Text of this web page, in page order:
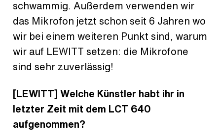
schwammig. Außerdem verwenden wir
das Mikrofon jetzt schon seit 6 Jahren wo
wir bei einem weiteren Punkt sind, warum
wir auf LEWITT setzen: die Mikrofone
sind sehr zuverlässig!
[LEWITT] Welche Künstler habt ihr in
letzter Zeit mit dem LCT 640
aufgenommen?